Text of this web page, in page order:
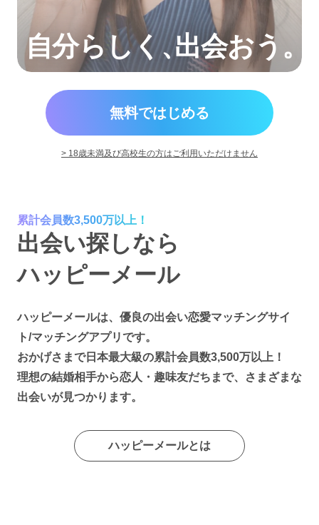
自分らしく、出会おう。
無料ではじめる
> 18歳未満及び高校生の方はご利用いただけません
累計会員数3,500万以上！
出会い探しなら
ハッピーメール
ハッピーメールは、優良の出会い恋愛マッチングサイ
ト/マッチングアプリです。
おかげさまで日本最大級の累計会員数3,500万以上！
理想の結婚相手から恋人・趣味友だちまで、さまざまな
出会いが見つかります。
ハッピーメールとは